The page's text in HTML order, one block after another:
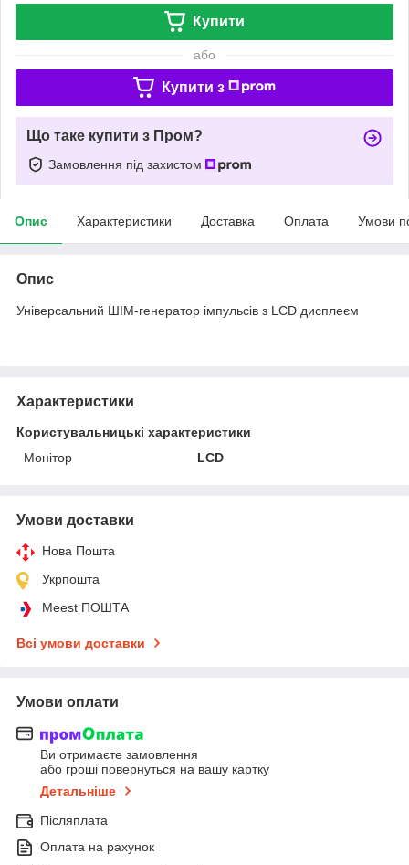
Купити
або
Купити з
Що таке купити з Пром?
Замовлення під захистом
Опис Характеристики Доставка Оплата Умови
Опис
Універсальний ШІМ-генератор імпульсів з LCD дисплеєм
Характеристики
Користувальницькі характеристики
Монітор
LCD
Умови доставки
Нова Пошта
Укрпошта
Meest ПОШТА
Всі умови доставки
Умови оплати
Ви отримаєте замовлення
або гроші повернуться на вашу картку
Детальніше
Післяплата
Оплата на рахунок